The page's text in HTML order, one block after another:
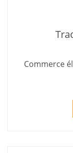
Commerce